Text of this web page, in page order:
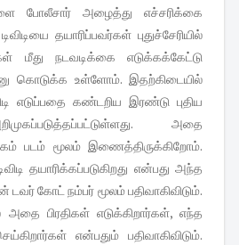
போலீசார் அழைத்து எச்சரிக்கை
தயாரிப்பவர்கள் புதுச்சேரியில்
மீது நடவடிக்கை எடுக்கக்கேட்டு
கொடுக்க உள்ளோம். இதற்கிடையில்
எடுப்பதை கண்டறிய இரண்டு புதிய
அதை
படம் மூலம் இணைத்திருக்கிறோம்.
தயாரிக்கப்படுகிறது என்பது அந்த
கோட் நம்பர் மூலம் பதிவாகிவிடும்.
பிரதிகள் எடுக்கிறார்கள், எந்த
என்பதும் பதிவாகிவிடும்.